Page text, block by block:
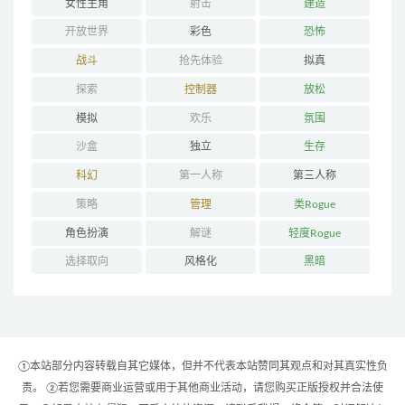
女性主角 射击 建造
开放世界 彩色 恐怖
战斗 抢先体验 拟真
探索 控制器 放松
模拟 欢乐 氛围
沙盒 独立 生存
科幻 第一人称 第三人称
策略 管理 类Rogue
角色扮演 解谜 轻度Rogue
选择取向 风格化 黑暗
①本站部分内容转载自其它媒体，但并不代表本站赞同其观点和对其真实性负
责。 ②若您需要商业运营或用于其他商业活动，请您购买正版授权并合法使